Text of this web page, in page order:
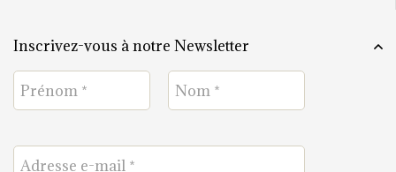
Inscrivez-vous à notre Newsletter